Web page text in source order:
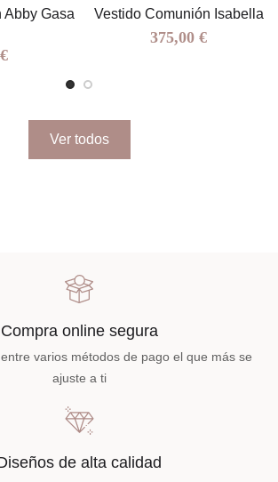
Abby Gasa
Vestido Comunión Isabella
375,00 €
Ver todos
Compra online segura
varios métodos de pago el que más se
ajuste a ti
de alta calidad